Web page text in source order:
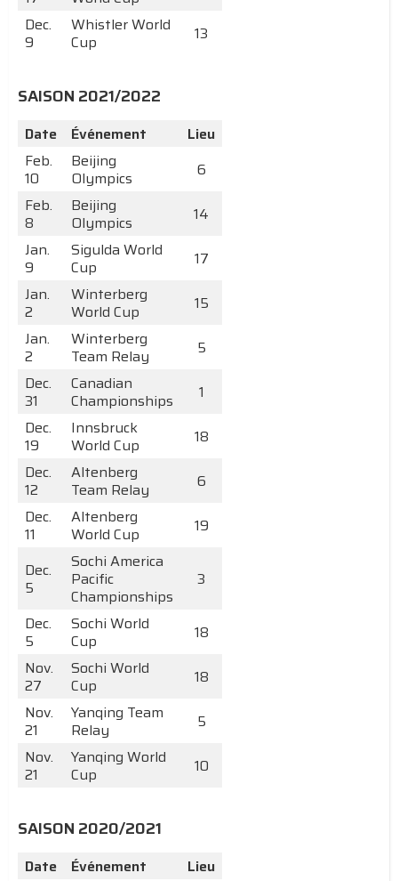
Dec.
9
Whistler World
Cup
13
SAISON 2021/2022
Date Événement
Lieu
Feb.
10
Beijing
Olympics
6
Feb.
8
Beijing
Olympics
14
Jan.
9
Sigulda World
Cup
17
Jan.
2
Winterberg
World Cup
15
Jan.
2
Winterberg
Team Relay
5
Dec.
31
Canadian
Championships
1
Dec.
19
Innsbruck
World Cup
18
Dec.
12
Altenberg
Team Relay
6
Dec.
11
Altenberg
World Cup
19
Dec.
5
Sochi America
Pacific
Championships
3
Dec.
5
Sochi World
Cup
18
Nov.
27
Sochi World
Cup
18
Nov.
21
Yanqing Team
Relay
5
Nov.
21
Yanqing World
Cup
10
SAISON 2020/2021
Date Événement
Lieu